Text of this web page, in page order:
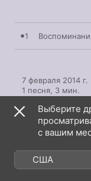
1
7 февраля 2014 г.
1 песня, 3 мин.
Другие версии
Выберите
с вашим
США